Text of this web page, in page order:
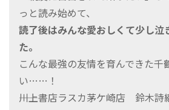
っと読み始めて、
読了後はみんな愛おしくて少し泣
た。
こんな最強の友情を育んできた千
い……！
――川上書店ラスカ茅ケ崎店 鈴木詩